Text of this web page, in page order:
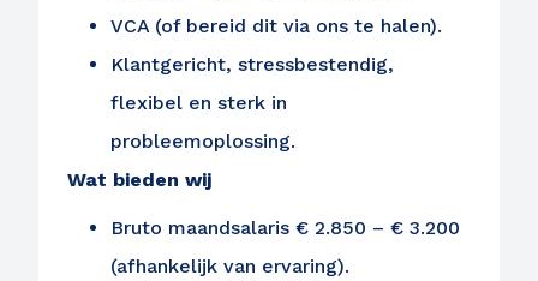
VCA (of bereid dit via ons te halen).
Klantgericht, stressbestendig,
flexibel en sterk in
probleemoplossing.
Wat bieden wij
Bruto maandsalaris € 2.850 – € 3.200
(afhankelijk van ervaring).